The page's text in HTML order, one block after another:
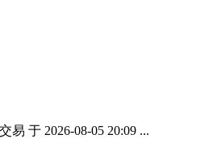
于 2026-08-05 20:09 ...